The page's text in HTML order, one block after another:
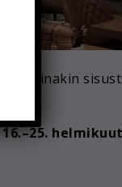
ainakin